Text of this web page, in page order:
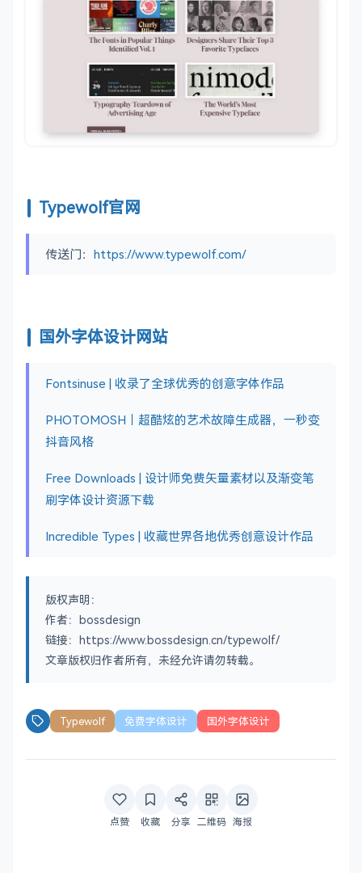
Typewolf官网
传送门： https://www.typewolf.com/
国外字体设计网站
Fontsinuse | 收录了全球优秀的创意字体作品
PHOTOMOSH｜超酷炫的艺术故障生成器，一秒变
抖音风格
Free Downloads | 设计师免费矢量素材以及渐变笔
刷字体设计资源下载
Incredible Types | 收藏世界各地优秀创意设计作品
版权声明：
作者：bossdesign
链接：https://www.bossdesign.cn/typewolf/
文章版权归作者所有，未经允许请勿转载。
Typewolf 免费字体设计 国外字体设计
点赞 收藏 分享 二维码 海报